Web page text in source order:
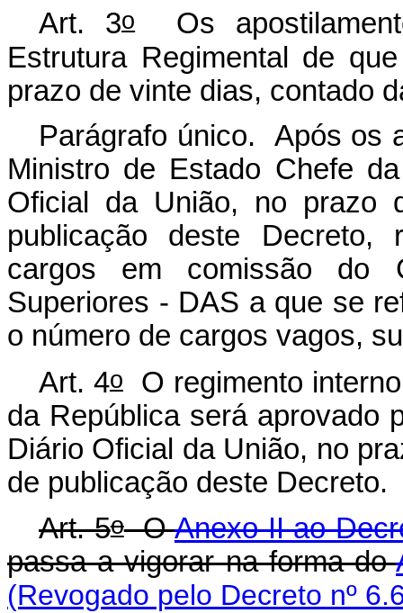
Art. 3oOs
Estrutura Regimental de
prazo de vinte dias, contado
Parágrafo único. Após os
Ministro de Estado Chefe
Oficial da União, no prazo
publicação deste Decreto,
cargos em comissão do
Superiores - DAS a que se
o número de cargos vagos,
Art. 4oO regimento interno
da República será aprovado
Diário Oficial da União, no
de publicação deste Decreto.
Art. 5oOAnexo II ao
passa a vigorar na forma do
(Revogado pelo Decreto nº